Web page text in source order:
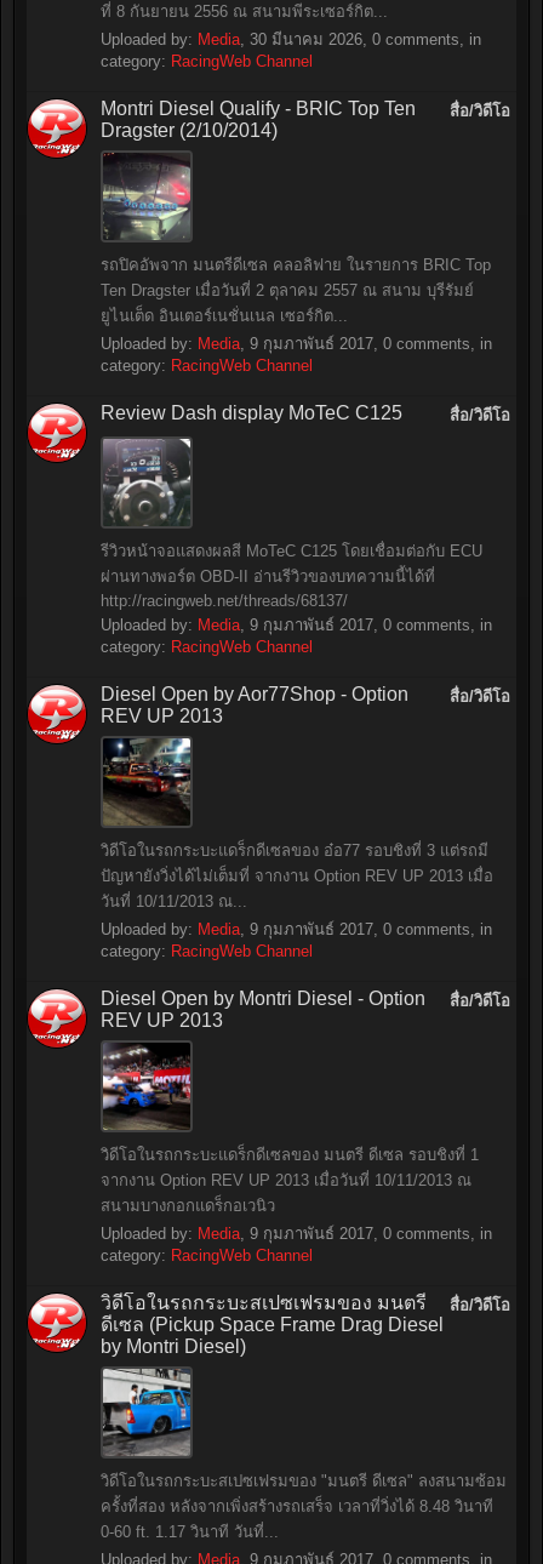
ที่ 8 กันยายน 2556 ณ สนามพีระเซอร์กิต...
Uploaded by: Media, 30 มีนาคม 2026, 0 comments, in
category: RacingWeb Channel
สื่อ/วิดีโอ
Montri Diesel Qualify - BRIC Top Ten
Dragster (2/10/2014)
รถปิคอัพจาก มนตรีดีเซล คลอลิฟาย ในรายการ BRIC Top
Ten Dragster เมื่อวันที่ 2 ตุลาคม 2557 ณ สนาม บุรีรัมย์
ยูไนเต็ด อินเตอร์เนชั่นเนล เซอร์กิต...
Uploaded by: Media, 9 กุมภาพันธ์ 2017, 0 comments, in
category: RacingWeb Channel
สื่อ/วิดีโอ
Review Dash display MoTeC C125
รีวิวหน้าจอแสดงผลสี MoTeC C125 โดยเชื่อมต่อกับ ECU
ผ่านทางพอร์ต OBD-II อ่านรีวิวของบทความนี้ได้ที่
http://racingweb.net/threads/68137/
Uploaded by: Media, 9 กุมภาพันธ์ 2017, 0 comments, in
category: RacingWeb Channel
สื่อ/วิดีโอ
Diesel Open by Aor77Shop - Option
REV UP 2013
วิดีโอในรถกระบะแดร็กดีเซลของ อ๋อ77 รอบชิงที่ 3 แต่รถมี
ปัญหายังวิ่งได้ไม่เต็มที่ จากงาน Option REV UP 2013 เมื่อ
วันที่ 10/11/2013 ณ...
Uploaded by: Media, 9 กุมภาพันธ์ 2017, 0 comments, in
category: RacingWeb Channel
สื่อ/วิดีโอ
Diesel Open by Montri Diesel - Option
REV UP 2013
วิดีโอในรถกระบะแดร็กดีเซลของ มนตรี ดีเซล รอบชิงที่ 1
จากงาน Option REV UP 2013 เมื่อวันที่ 10/11/2013 ณ
สนามบางกอกแดร็กอเวนิว
Uploaded by: Media, 9 กุมภาพันธ์ 2017, 0 comments, in
category: RacingWeb Channel
สื่อ/วิดีโอ
วิดีโอในรถกระบะสเปซเฟรมของ มนตรี
ดีเซล (Pickup Space Frame Drag Diesel
by Montri Diesel)
วิดีโอในรถกระบะสเปซเฟรมของ "มนตรี ดีเซล" ลงสนามซ้อม
ครั้งที่สอง หลังจากเพิ่งสร้างรถเสร็จ เวลาที่วิ่งได้ 8.48 วินาที
0-60 ft. 1.17 วินาที วันที่...
Uploaded by: Media, 9 กุมภาพันธ์ 2017, 0 comments, in